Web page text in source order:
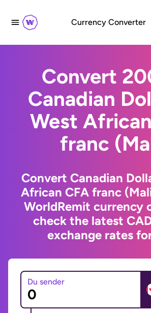
Currency Converter
Convert
Canadian
West
franc
Convert Canadian
African CFA franc
WorldRemit currency
check the latest
exchange rates
Du sender